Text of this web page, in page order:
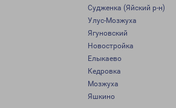
Судженка (Яйский р-н)
Улус-Мозжуха
Ягуновский
Новостройка
Елыкаево
Кедровка
Мозжуха
Яшкино